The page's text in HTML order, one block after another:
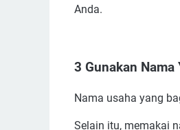
Anda.
3 Gunakan
Nama usaha yang
Selain itu, memakai